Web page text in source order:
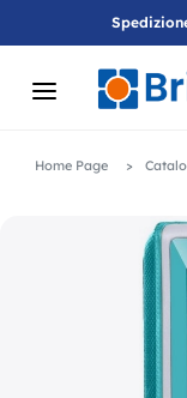
Home Page